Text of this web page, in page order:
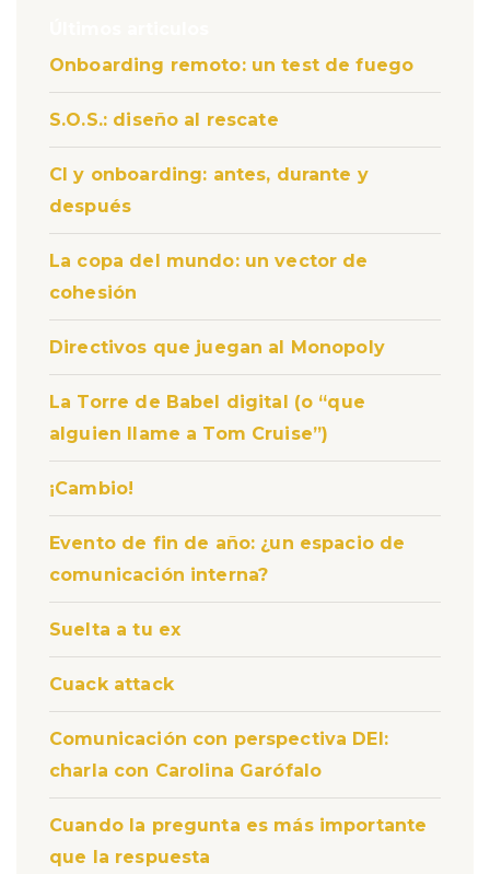
Onboarding remoto: un test de fuego
S.O.S.: diseño al rescate
CI y onboarding: antes, durante y
después
La copa del mundo: un vector de
cohesión
Directivos que juegan al Monopoly
La Torre de Babel digital (o “que
alguien llame a Tom Cruise”)
¡Cambio!
Evento de fin de año: ¿un espacio de
comunicación interna?
Suelta a tu ex
Cuack attack
Comunicación con perspectiva DEI:
charla con Carolina Garófalo
Cuando la pregunta es más importante
que la respuesta